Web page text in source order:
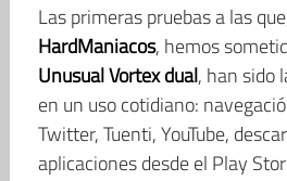
Las primeras pruebas a las
HardManiacos, hemos
Unusual Vortex dual, han sido
en un uso cotidiano:
Twitter, Tuenti, YouTube,
aplicaciones desde el Play